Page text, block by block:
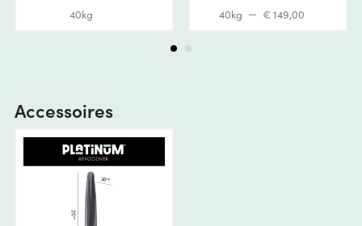
40kg 40kg € 149,00
Accessoires